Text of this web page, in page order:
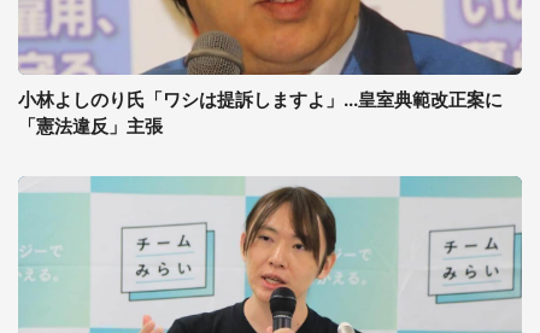
小林よしのり氏「ワシは提訴しますよ」...皇室典範改正案に
「憲法違反」主張